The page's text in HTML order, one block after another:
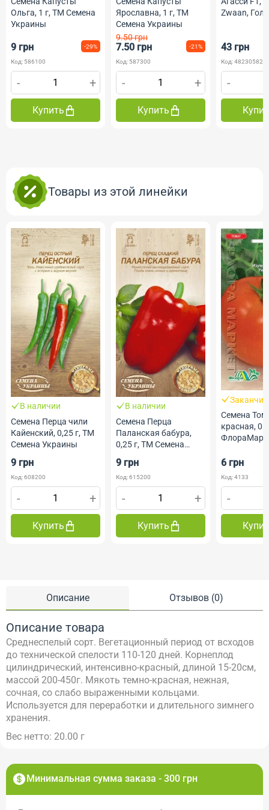
Минимальная сумма заказа - 300 грн
Описание Отзывов (0)
Описание товара
Среднеспелый сорт. Вегетационный период от всходов
до технической спелости 110-120 дней. Корнеплод
цилиндрический, интенсивно-красный, длиной 15-20см,
массой 200-450г. Мякоть темно-красная, нежная,
сочная, со слабо выраженными кольцами.
Используется для переработки и длительного зимнего
хранения.
Вес нетто: 20.00 г
Ольга, 1 г, ТМ Семена
Украины
9 грн -29%
Код: 586100
- +
Купить
Ярославна, 1 г, ТМ
Семена Украины
9.50 грн
7.50 грн -21%
Код: 587300
- +
Купить
Zwaan,
43 грн
Код:
-
Товары из этой линейки
В наличии
Семена Перца чили
Кайенский, 0,25 г, ТМ
Семена Украины
9 грн
Код: 608200
- +
Купить
В наличии
Семена Перца
Паланская бабура,
0,25 г, ТМ Семена
9 грн
Код: 615200
- +
Купить
Семена
красная,
6 грн
Код: 4133
-